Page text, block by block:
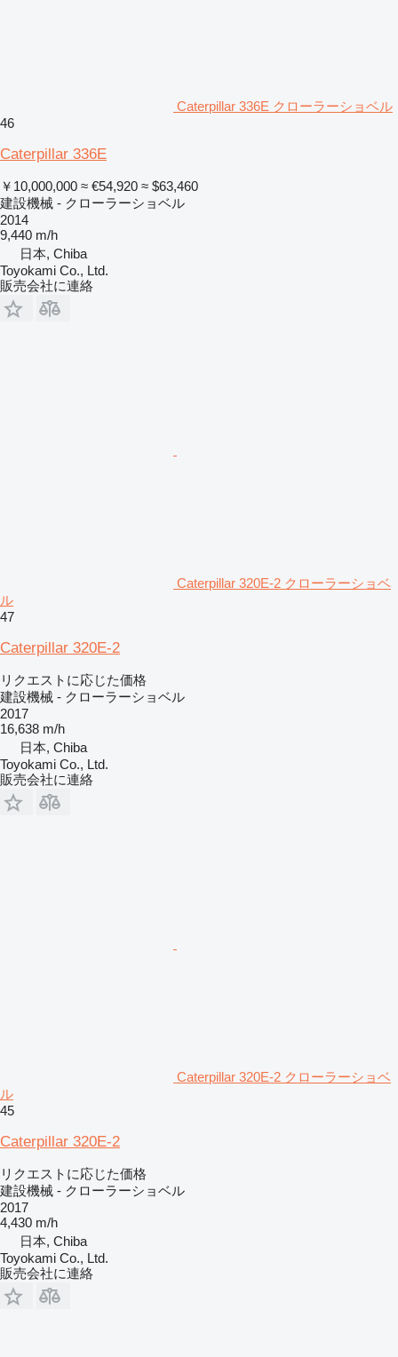
Caterpillar 336E クローラーショベル
46
Caterpillar 336E
￥10,000,000 ≈ €54,920 ≈ $63,460
建設機械 - クローラーショベル
2014
9,440 m/h
日本, Chiba
Toyokami Co., Ltd.
販売会社に連絡
Caterpillar 320E-2 クローラーショベ
ル
47
Caterpillar 320E-2
リクエストに応じた価格
建設機械 - クローラーショベル
2017
16,638 m/h
日本, Chiba
Toyokami Co., Ltd.
販売会社に連絡
Caterpillar 320E-2 クローラーショベ
ル
45
Caterpillar 320E-2
リクエストに応じた価格
建設機械 - クローラーショベル
2017
4,430 m/h
日本, Chiba
Toyokami Co., Ltd.
販売会社に連絡